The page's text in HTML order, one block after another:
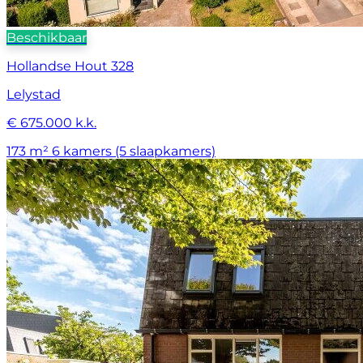
Beschikbaar
Hollandse Hout 328
Lelystad
€ 675.000 k.k.
173 m² 6 kamers (5 slaapkamers)